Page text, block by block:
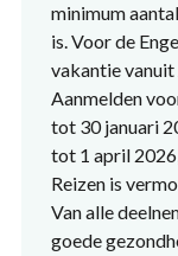
minimum
is. Voor de
vakantie vanuit
Aanmelden
tot 30 januari
tot 1 april
Reizen is
Van alle
goede